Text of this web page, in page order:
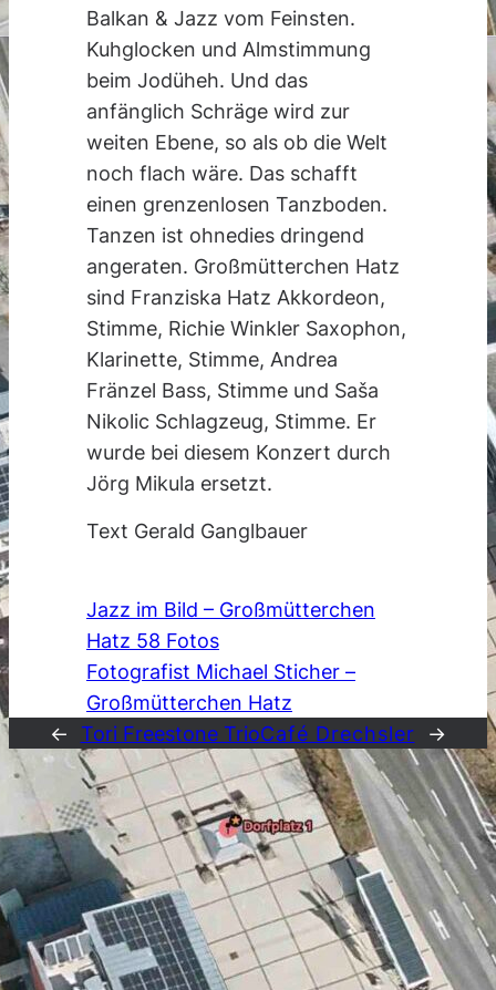
Balkan & Jazz vom Feinsten.
Kuhglocken und Almstimmung
beim Jodüheh. Und das
anfänglich Schräge wird zur
weiten Ebene, so als ob die Welt
noch flach wäre. Das schafft
einen grenzenlosen Tanzboden.
Tanzen ist ohnedies dringend
angeraten. Großmütterchen Hatz
sind Franziska Hatz Akkordeon,
Stimme, Richie Winkler Saxophon,
Klarinette, Stimme, Andrea
Fränzel Bass, Stimme und Saša
Nikolic Schlagzeug, Stimme. Er
wurde bei diesem Konzert durch
Jörg Mikula ersetzt.
Text Gerald Ganglbauer
Jazz im Bild – Großmütterchen
Hatz 58 Fotos
Fotografist Michael Sticher –
Großmütterchen Hatz
←
Tori Freestone TrioCafé Drechsler →